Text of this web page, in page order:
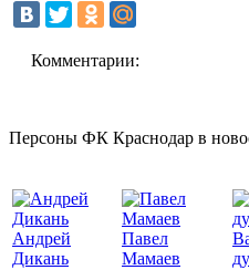
Комментарии:
Персоны ФК Краснодар в
Андрей
Дикань
Павел
Мамаев